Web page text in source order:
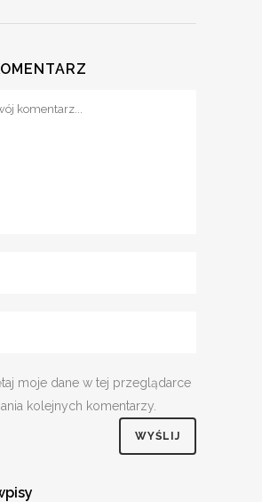
moje dane w tej przeglądarce
kolejnych komentarzy.